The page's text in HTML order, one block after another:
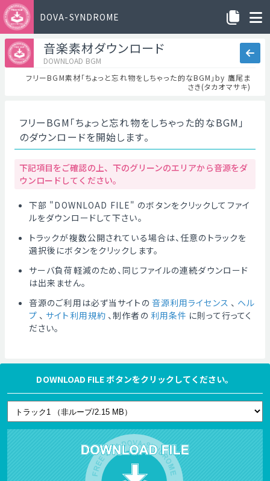
DOVA-SYNDROME
音楽素材ダウンロード
DOWNLOAD BGM
フリーBGM素材「ちょっと忘れ物をしちゃった的なBGM」by 鷹尾ま
さき(タカオマサキ)
フリーBGM「ちょっと忘れ物をしちゃった的なBGM」
のダウンロードを開始します。
下記項目をご確認の上、下のグリーンのエリアから音源をダ
ウンロードしてください。
下部 "DOWNLOAD FILE" のボタンをクリックしてファイ
ルをダウンロードして下さい。
トラックが複数公開されている場合は、任意のトラックを
選択後にボタンをクリックします。
サーバ負荷軽減のため、同じファイルの連続ダウンロード
は出来ません。
音源のご利用は必ず当サイトの 音源利用ライセンス 、 ヘル
プ 、 サイト利用規約 、制作者の 利用条件 に則って行ってく
ださい。
DOWNLOAD FILE ボタンをクリックしてください。